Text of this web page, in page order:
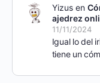
Yizusen
ajedrez
11/11/2024
Igual lo del
tiene un